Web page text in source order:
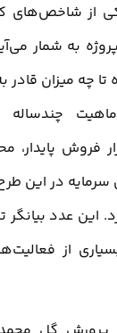
از شاخص‌های
به شمار
تا چه میزان
چندساله
فروش پایدار،
در این طرح
این عدد
از